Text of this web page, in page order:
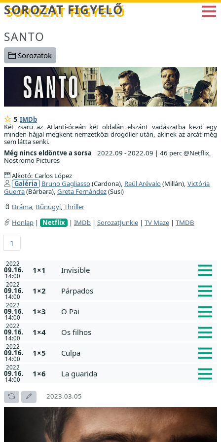
Betöltés...
SOROZAT FIGYELŐ
SANTO
Sorozatok
5 IMDb
Két zsaru az Atlanti-óceán két oldalán elszánt vadászatba kezd egy
minden hájjal megkent nemzetközi drogdíler után, akinek az arcát még
sem látta senki.
Még nincs eldöntve a sorsa
2022.09 - 2022.09 | 46 perc @Netflix,
Nostromo Pictures
Alkotó: Carlos López
Galéria Bruno Gagliasso(Cardona), Raúl Arévalo(Millán), Victória
Guerra(Bárbara), Greta Fernández(Susi)
Dráma, Bűnügyi, Thriller
Honlap | Netflix | IMDb | SorozatJunkie | TV Maze | TMDB
1
2022
09.16.
14:00
1×1 Invisible
2022
09.16.
14:00
1×2 Párpados
2022
09.16.
14:00
1×3 O Pai
2022
09.16.
14:00
1×4 Os filhos
2022
09.16.
14:00
1×5 Culpa
2022
09.16.
14:00
1×6 La guarida
2023.03.05